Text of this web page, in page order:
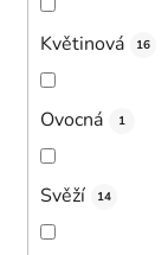
Květinová 16
Ovocná 1
Svěží 14